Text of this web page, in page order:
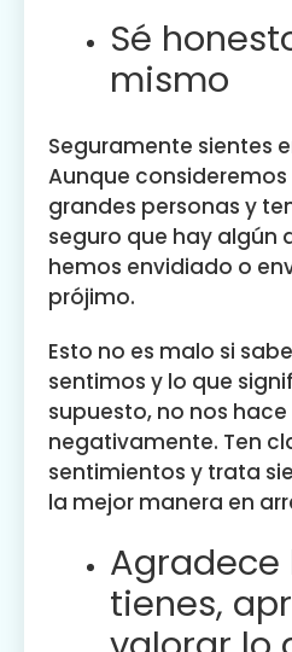
Sé
mismo
Seguramente sientes
Aunque
grandes personas y
seguro que hay algún
hemos envidiado o
prójimo.
Esto no es malo si
sentimos y lo que
supuesto, no nos
negativamente. Ten
sentimientos y trata
la mejor manera en
Agradece
tienes,